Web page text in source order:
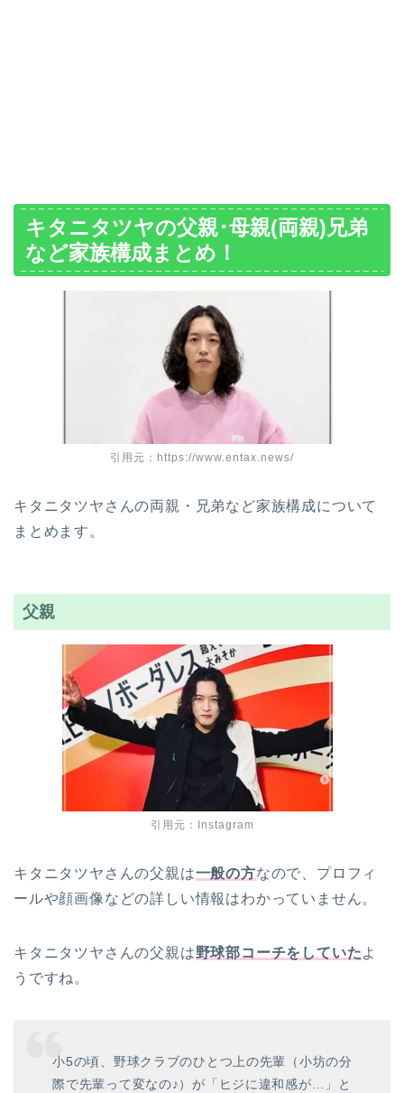
キタニタツヤの父親･母親(両親)兄弟
など家族構成まとめ！
引用元：https://www.entax.news/
キタニタツヤさんの両親・兄弟など家族構成について
まとめます。
父親
引用元：Instagram
キタニタツヤさんの父親は一般の方なので、プロフィ
ールや顔画像などの詳しい情報はわかっていません。
キタニタツヤさんの父親は野球部コーチをしていたよ
うですね。
小5の頃、野球クラブのひとつ上の先輩（小坊の分
際で先輩って変なの♪）が「ヒジに違和感が…」と